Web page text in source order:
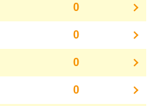
0
0
0
0